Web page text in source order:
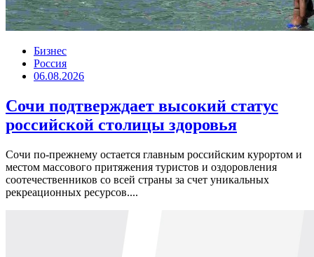
Бизнес
Россия
06.08.2026
Сочи подтверждает высокий статус
российской столицы здоровья
Сочи по-прежнему остается главным российским курортом и
местом массового притяжения туристов и оздоровления
соотечественников со всей страны за счет уникальных
рекреационных ресурсов....